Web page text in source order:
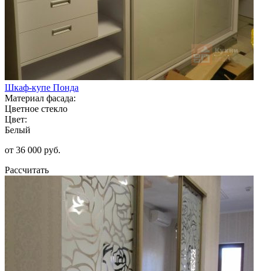
Шкаф-купе Понда
Материал фасада:
Цветное стекло
Цвет:
Белый
от 36 000 руб.
Рассчитать